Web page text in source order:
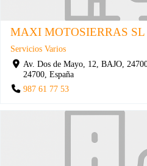
MAXI MOTOSIERRAS SL
Servicios Varios
Av. Dos de Mayo, 12, BAJO,
24700, España
987 61 77 53